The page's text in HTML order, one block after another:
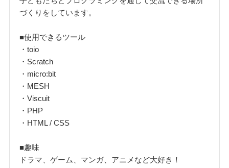
づくりをしています。
■使用できるツール
・toio
・Scratch
・micro:bit
・MESH
・Viscuit
・PHP
・HTML / CSS
■趣味
ドラマ、ゲーム、マンガ、アニメなど大好き！